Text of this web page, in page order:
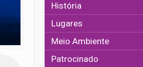
História
Lugares
Meio Ambiente
Patrocinado